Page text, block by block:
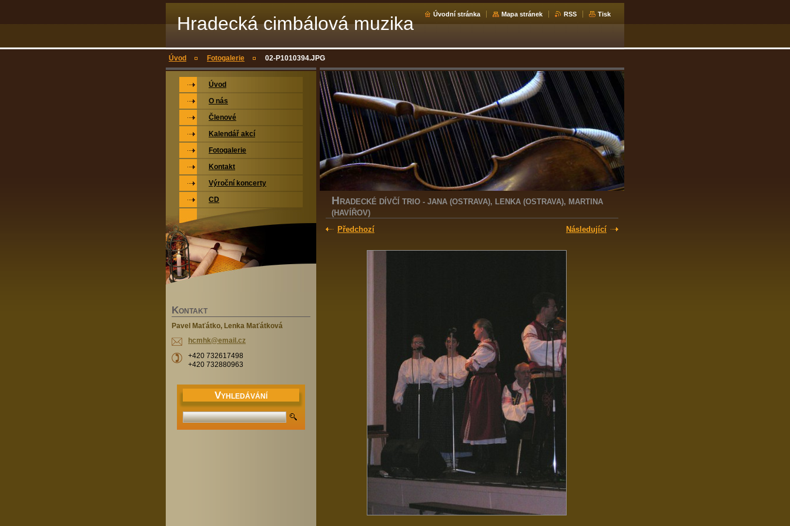
Hradecká cimbálová muzika Úvodní stránka Mapa stránek RSS Tisk
Úvod Fotogalerie 02-P1010394.JPG
H RADECKÉ DÍVČÍ TRIO - JANA (OSTRAVA), LENKA (OSTRAVA), MARTINA
(HAVÍŘOV)
Předchozí
Následující
Úvod
O nás
Členové
Kalendář akcí
Fotogalerie
Kontakt
Výroční koncerty
CD
KONTAKT
Pavel Maťátko, Lenka Maťátková
hcmhk@email.cz
+420 732617498
+420 732880963
VYHLEDÁVÁNÍ